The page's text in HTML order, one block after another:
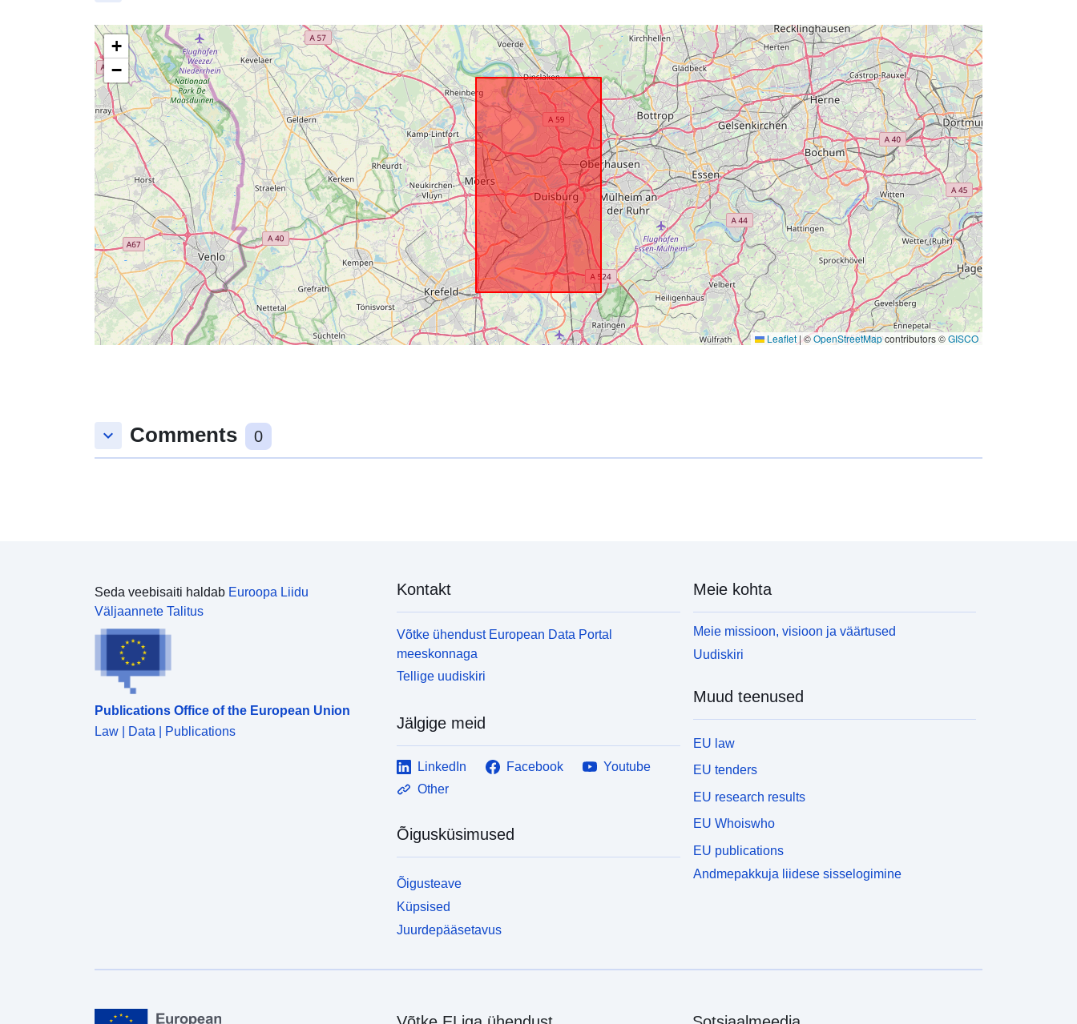
+
−
Leaflet |©OpenStreetMapcontributors ©GISCO
Päritolu : Landesdaten
Identifikaatorid:
https://registry.gdi-
de.org/id/de.nw/e8fb8bfb-8d4a-
4a3b-957b-a08694e0a1c1
uriRef:
http://data.europa.eu/88u/dataset/d3
109fcd-56d1-4bb6-b510-
1f65c0640284
Tüüp:
Ressurss:
http://inspire.ec.europa.eu/metadata-
codelist/ResourceType/services
keyboard_arrow_down Comments 0
Seda veebisaiti haldab Euroopa Liidu
Väljaannete Talitus
Publications Office of the European Union
Law | Data | Publications
Kontakt
Võtke ühendust European Data Portal
meeskonnaga
Tellige uudiskiri
Jälgige meid
LinkedIn Facebook
Youtube
Other
Õigusküsimused
Õigusteave
Küpsised
Juurdepääsetavus
Meie kohta
Meie missioon, visioon ja väärtused
Uudiskiri
Muud teenused
EU law
EU tenders
EU research results
EU Whoiswho
EU publications
Andmepakkuja liidese sisselogimine